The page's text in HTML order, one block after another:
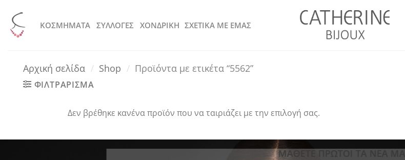
στο
περιεχόμενο
KOΣΜΗΜΑΤΑ ΣΥΛΛΟΓΕΣ ΧΟΝΔΡΙΚΗ ΣΧΕΤΙΚΑ ΜΕ ΕΜΑΣ
Αρχική σελίδα / Shop / Προϊόντα με ετικέτα “5562”
ΦΙΛΤΡΑΡΙΣΜΑ
Δεν βρέθηκε κανένα προϊόν που να ταιριάζει με την επιλογή σας.
ΜΑΘΕΤΕ ΠΡΩΤΟΙ ΤΑ ΝΕΑ ΜΑΣ